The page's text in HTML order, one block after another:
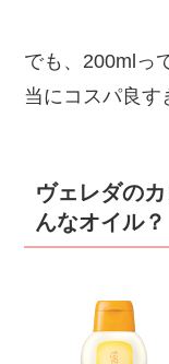
でも、200mlっ
当にコスパ良す
ヴェレダの
んなオイル？